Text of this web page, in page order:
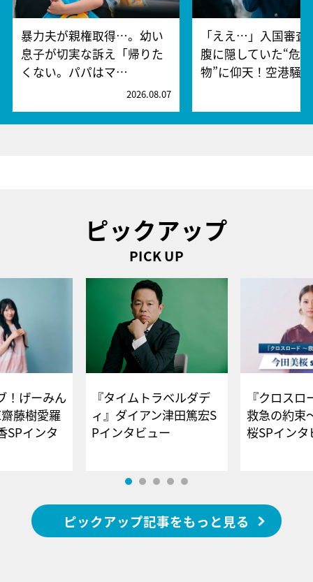
暴力夫が親権取得…。幼い
息子が切実な訴え「帰りた
くない。パパはマ…
2026.08.07
「ええ…」入国審査
腹に隠していた“危
物”に仰天！空港騒
ピックアップ
PICK UP
！げーみん
藤樹愛羅
SPインタ
『タイムトラベルダデ
ィ』ダイアン津田篤宏S
Pインタビュー
『クロス
救急の約束
桜SPイ
ピックアップ記事をもっと見る